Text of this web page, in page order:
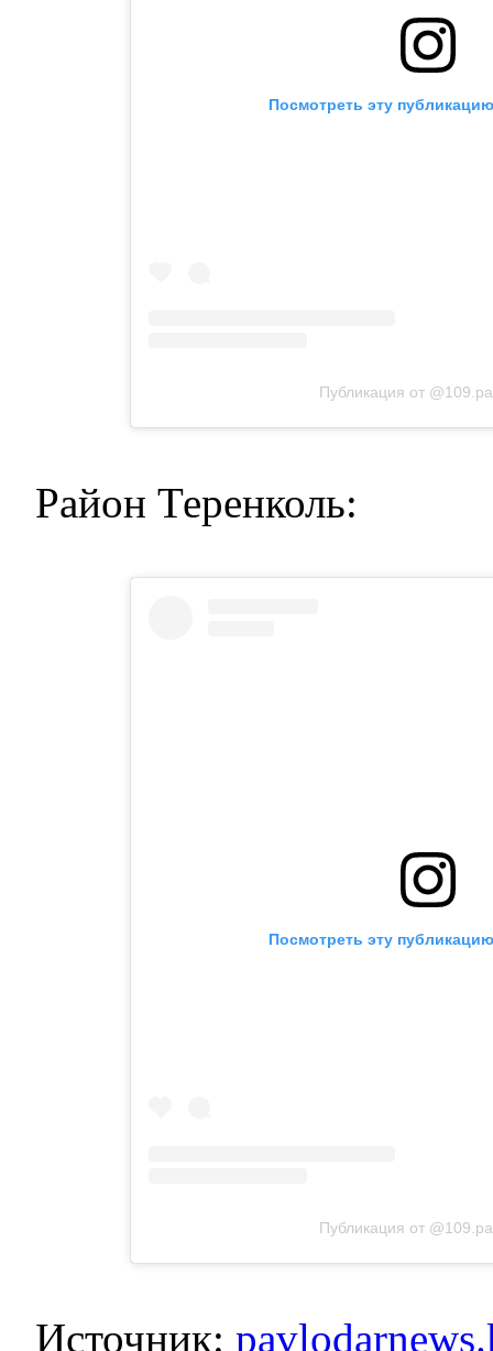
Посмотреть эту
Публикация от
Район Теренколь:
Посмотреть эту
Публикация от
Источник: